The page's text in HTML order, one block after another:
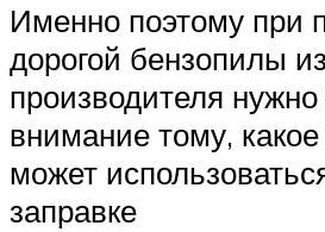
Именно поэтому при
дорогой бензопилы
производителя
внимание тому,
может
заправке